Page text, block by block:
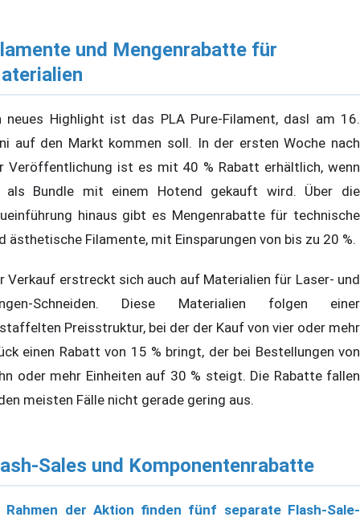
und Mengenrabatte für
neues Highlight ist das PLA Pure-Filament, dasl am 16.
auf den Markt kommen soll. In der ersten Woche nach
Veröffentlichung ist es mit 40 % Rabatt erhältlich, wenn
als Bundle mit einem Hotend gekauft wird. Über die
hinaus gibt es Mengenrabatte für technische
ästhetische Filamente, mit Einsparungen von bis zu 20 %.
Verkauf erstreckt sich auch auf Materialien für Laser- und
Schneiden. Diese Materialien folgen einer
Preisstruktur, bei der der Kauf von vier oder mehr
einen Rabatt von 15 % bringt, der bei Bestellungen von
oder mehr Einheiten auf 30 % steigt. Die Rabatte fallen
meisten Fälle nicht gerade gering aus.
Sales und Komponentenrabatte
Rahmen der Aktion finden fünf separate Flash-Sale-